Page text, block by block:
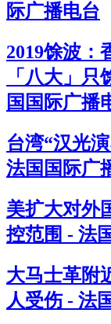
际广播电台
2019馀波：
「八大」
国国际广播
台湾“汉光
法国国际广
美扩大对外
控范围 - 法
大马士革附
人受伤 - 法